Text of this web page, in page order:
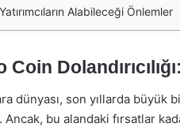
Yatırımcıların Alabileceği Önlemler
dünyası, son yıllarda büyük
bu alandaki fırsatlar